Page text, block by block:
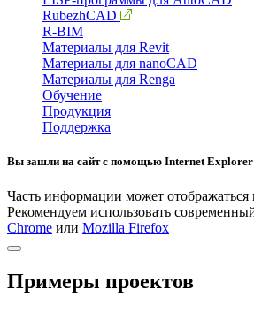
RubezhCAD
R-BIM
Материалы для Revit
Материалы для nanoCAD
Материалы для Renga
Обучение
Продукция
Поддержка
Вы зашли на сайт с помощью Internet
Часть информации может отображаться
Рекомендуем использовать
Chrome или Mozilla Firefox
Примеры проектов